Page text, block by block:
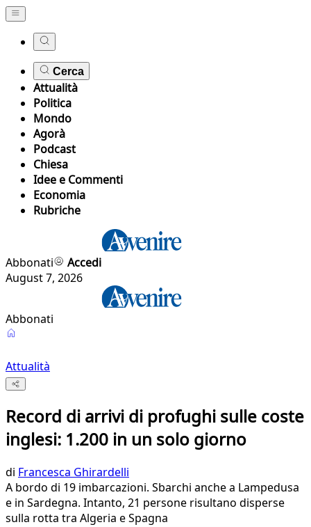
Cerca
Attualità
Politica
Mondo
Agorà
Podcast
Chiesa
Idee e Commenti
Economia
Rubriche
Abbonati
Accedi
August 7, 2026
Abbonati
Attualità
Record di arrivi di profughi sulle coste
inglesi: 1.200 in un solo giorno
di Francesca Ghirardelli
A bordo di 19 imbarcazioni. Sbarchi anche a Lampedusa
e in Sardegna. Intanto, 21 persone risultano disperse
sulla rotta tra Algeria e Spagna